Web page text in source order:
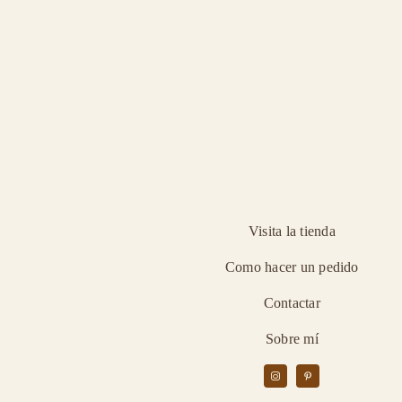
Visita la tienda
Como hacer un pedido
Contactar
Sobre mí